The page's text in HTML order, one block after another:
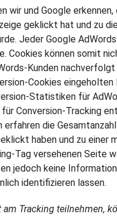
wir und Google erkennen,
geklickt hat und zu
Jeder Google
Cookies können somit
Kunden nachverfolgt
Cookies
Statistiken für
Conversion-Tracking
erfahren die
haben und zu einer
Tag versehenen Seite
jedoch keine
identifizieren lassen.
Tracking teilnehmen,